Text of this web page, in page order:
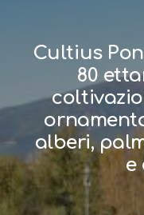
Cultius
80
alberi,
e